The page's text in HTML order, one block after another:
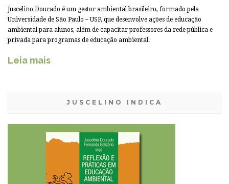
Juscelino Dourado é um gestor ambiental brasileiro, formado pela
Universidade de São Paulo – USP, que desenvolve ações de educação
ambiental para alunos, além de capacitar professores da rede pública e
privada para programas de educação ambiental.
Leia mais
JUSCELINO INDICA